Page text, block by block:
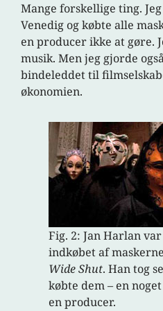
Mange forskellige ting.
Venedig og købte alle
en producer ikke at gøre.
musik. Men jeg gjorde
bindeleddet til
økonomien.
Fig. 2: Jan Harlan
indkøbet af
Wide Shut. Han tog
købte dem – en
en producer.